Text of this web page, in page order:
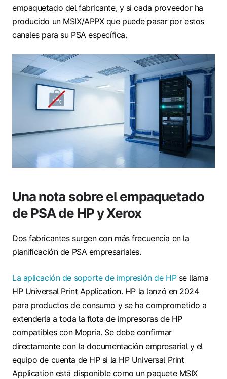
empaquetado del fabricante, y si cada proveedor ha
producido un MSIX/APPX que puede pasar por estos
canales para su PSA específica.
Una nota sobre el empaquetado
de PSA de HP y Xerox
Dos fabricantes surgen con más frecuencia en la
planificación de PSA empresariales.
La aplicación de soporte de impresión de HPse llama
HP Universal Print Application. HP la lanzó en 2024
para productos de consumo y se ha comprometido a
extenderla a toda la flota de impresoras de HP
compatibles con Mopria. Se debe confirmar
directamente con la documentación empresarial y el
equipo de cuenta de HP si la HP Universal Print
Application está disponible como un paquete MSIX